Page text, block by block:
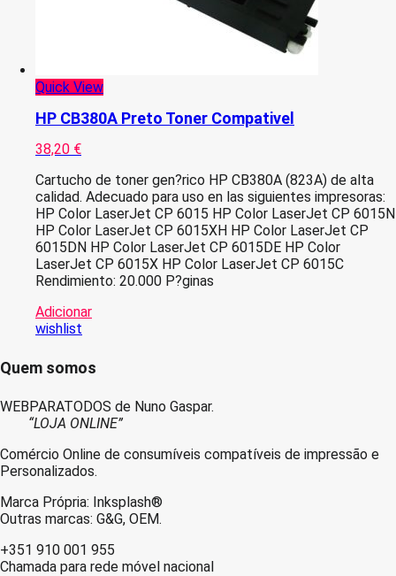
Quick View
HP CB380A Preto Toner Compativel
38,20 €
Cartucho de toner gen?rico HP CB380A (823A) de alta
calidad. Adecuado para uso en las siguientes impresoras:
HP Color LaserJet CP 6015 HP Color LaserJet CP 6015N
HP Color LaserJet CP 6015XH HP Color LaserJet CP
6015DN HP Color LaserJet CP 6015DE HP Color
LaserJet CP 6015X HP Color LaserJet CP 6015C
Rendimiento: 20.000 P?ginas
Adicionar
wishlist
Quem somos
WEBPARATODOS de Nuno Gaspar.
“LOJA ONLINE”
Comércio Online de consumíveis compatíveis de impressão e
Personalizados.
Marca Própria: Inksplash®
Outras marcas: G&G, OEM.
+351 910 001 955
Chamada para rede móvel nacional